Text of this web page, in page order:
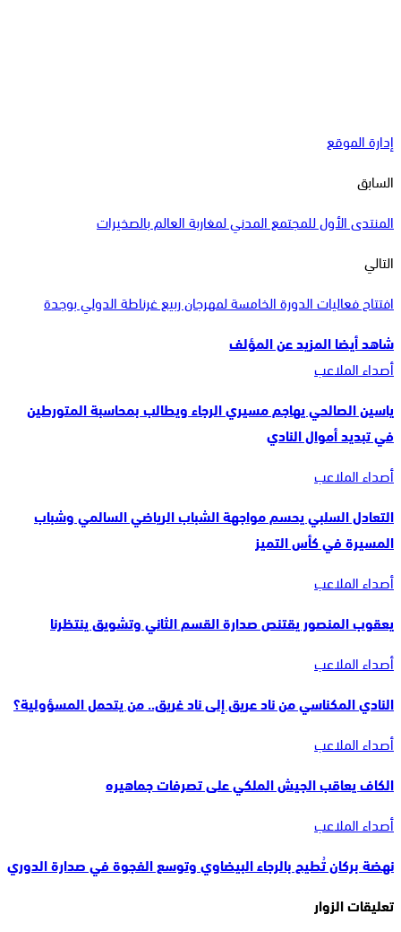
إدارة الموقع
السابق
المنتدى الأول للمجتمع المدني لمغاربة العالم بالصخيرات
التالي
افتتاح فعاليات الدورة الخامسة لمهرجان ربيع غرناطة الدولي بوجدة
شاهد أيضاالمزيد عن المؤلف
أصداء الملاعب
ياسين الصالحي يهاجم مسيري الرجاء ويطالب بمحاسبة المتورطين
في تبديد أموال النادي
أصداء الملاعب
التعادل السلبي يحسم مواجهة الشباب الرياضي السالمي وشباب
المسيرة في كأس التميز
أصداء الملاعب
يعقوب المنصور يقتنص صدارة القسم الثاني وتشويق ينتظرنا
أصداء الملاعب
النادي المكناسي من ناد عريق إلى ناد غريق.. من يتحمل المسؤولية؟
أصداء الملاعب
الكاف يعاقب الجيش الملكي على تصرفات جماهيره
أصداء الملاعب
نهضة بركان تُطيح بالرجاء البيضاوي وتوسع الفجوة في صدارة الدوري
تعليقات الزوار